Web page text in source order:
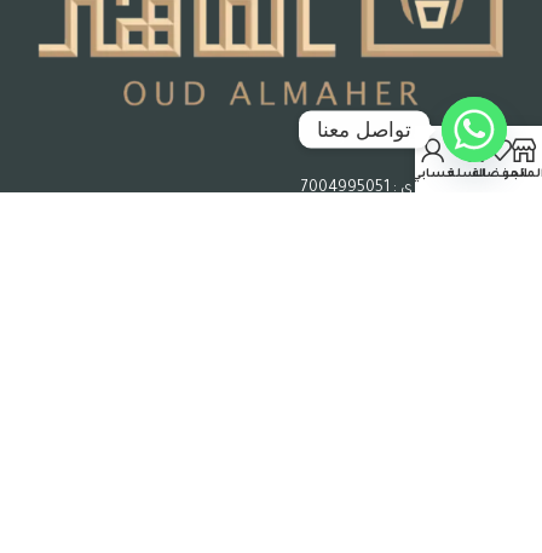
جدة – المملكة العربية السعودية
رقم السجل التجاري : 7004995051
المفضلةالسلةحسابي
تواصل معنا